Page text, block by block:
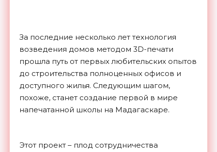
За последние несколько лет технология
возведения домов методом 3D-печати
прошла путь от первых любительских опытов
до строительства полноценных офисов и
доступного жилья. Следующим шагом,
похоже, станет создание первой в мире
напечатанной школы на Мадагаскаре.
Этот проект – плод сотрудничества